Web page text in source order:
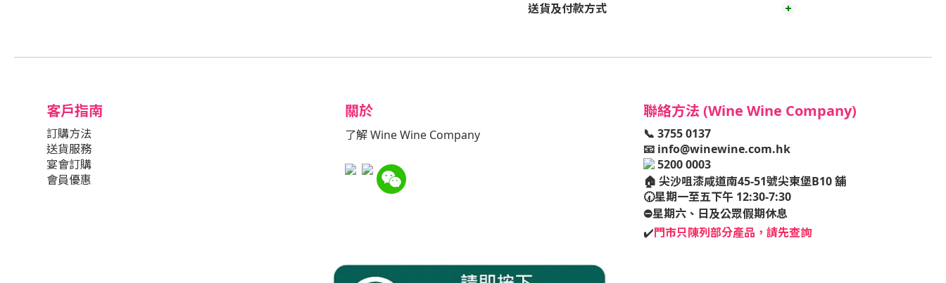
送貨及付款方式
客戶指南
訂購方法
送貨服務
宴會訂購
會員優惠
關於
了解 Wine Wine Company
聯絡方法 (Wine Wine Company)
📞 3755 0137
📧 info@winewine.com.hk
5200 0003
🏠 尖沙咀漆咸道南45-51號尖東堡B10 舖
🕢星期一至五下午 12:30-7:30
⛔️星期六、日及公眾假期休息
✔️門市只陳列部分產品，請先查詢